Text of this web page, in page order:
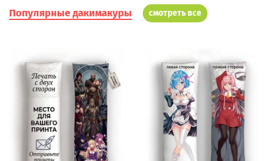
Популярные дакимакуры смотреть все